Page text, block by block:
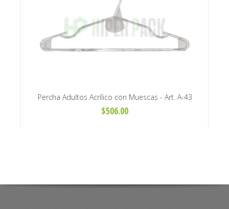
Percha Adultos Acrílico con Muescas - Art. A-43
$506.00